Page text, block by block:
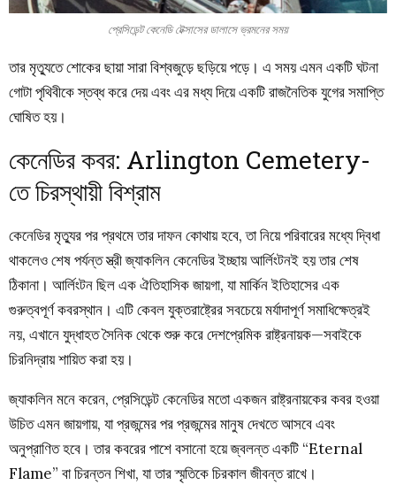
প্রেসিডেন্ট কেনেডি টেক্সাসের ডালাসে ভ্রমনের সময়
তার মৃত্যুতে শোকের ছায়া সারা বিশ্বজুড়ে ছড়িয়ে পড়ে। এ সময় এমন একটি ঘটনা
গোটা পৃথিবীকে স্তব্ধ করে দেয় এবং এর মধ্য দিয়ে একটি রাজনৈতিক যুগের সমাপ্তি
ঘোষিত হয়।
কেনেডির কবর: Arlington Cemetery-
তে চিরস্থায়ী বিশ্রাম
কেনেডির মৃত্যুর পর প্রথমে তার দাফন কোথায় হবে, তা নিয়ে পরিবারের মধ্যে দ্বিধা
থাকলেও শেষ পর্যন্ত স্ত্রী জ্যাকলিন কেনেডির ইচ্ছায় আর্লিংটনই হয় তার শেষ
ঠিকানা। আর্লিংটন ছিল এক ঐতিহাসিক জায়গা, যা মার্কিন ইতিহাসের এক
গুরুত্বপূর্ণ কবরস্থান। এটি কেবল যুক্তরাষ্ট্রের সবচেয়ে মর্যাদাপূর্ণ সমাধিক্ষেত্রই
নয়, এখানে যুদ্ধাহত সৈনিক থেকে শুরু করে দেশপ্রেমিক রাষ্ট্রনায়ক—সবাইকে
চিরনিদ্রায় শায়িত করা হয়।
জ্যাকলিন মনে করেন, প্রেসিডেন্ট কেনেডির মতো একজন রাষ্ট্রনায়কের কবর হওয়া
উচিত এমন জায়গায়, যা প্রজন্মের পর প্রজন্মের মানুষ দেখতে আসবে এবং
অনুপ্রাণিত হবে। তার কবরের পাশে বসানো হয়ে জ্বলন্ত একটি “Eternal
Flame” বা চিরন্তন শিখা, যা তার স্মৃতিকে চিরকাল জীবন্ত রাখে।